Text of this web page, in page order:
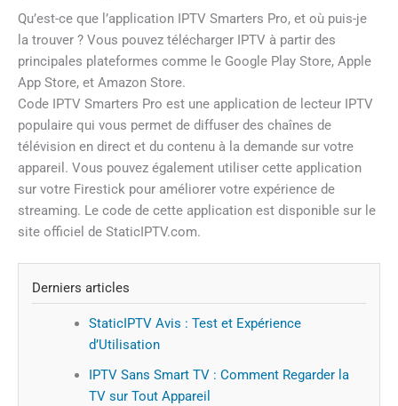
Qu’est-ce que l’application IPTV Smarters Pro, et où puis-je
la trouver ? Vous pouvez télécharger IPTV à partir des
principales plateformes comme le Google Play Store, Apple
App Store, et Amazon Store.
Code IPTV Smarters Pro est une application de lecteur IPTV
populaire qui vous permet de diffuser des chaînes de
télévision en direct et du contenu à la demande sur votre
appareil. Vous pouvez également utiliser cette application
sur votre Firestick pour améliorer votre expérience de
streaming. Le code de cette application est disponible sur le
site officiel de StaticIPTV.com.
Derniers articles
StaticIPTV Avis : Test et Expérience
d’Utilisation
IPTV Sans Smart TV : Comment Regarder la
TV sur Tout Appareil